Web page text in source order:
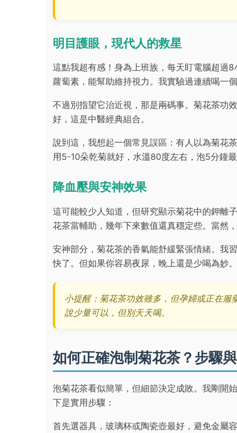
明目護眼，現代人的救星
這點我超有感！身為上班族，每天盯電腦超過
蘿蔔素，能幫助維持視力。我實驗過連續喝一
不過別指望它治近視，那是兩碼事。菊花茶功
好，這是中醫經典組合。
說到這，我想起一個常見誤區：有人以為菊花
用5-10朵乾菊就好，水溫80度左右，泡5分鐘最
降血壓與安神效果
這可能較少人知道，但研究顯示菊花中的鉀離
花茶當輔助，幾年下來數值還真穩定些。當然
安神部分，菊花茶的香氣能舒緩緊張情緒。我
快了。但如果你容易夜尿，晚上還是少喝為妙。
小提醒：菊花茶功效雖多，但孕婦或正在
說少量可以，但別天天喝。
如何正確泡制菊花茶？步驟
泡菊花茶看似簡單，但細節決定成敗。我剛開
下是實用步驟：
首先選器具，玻璃杯或陶瓷壺最好，避免金屬